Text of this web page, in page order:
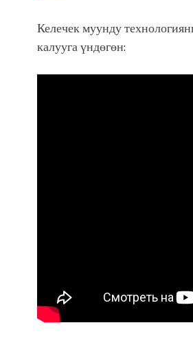
Келечек муунду
калууга үндөгөн: